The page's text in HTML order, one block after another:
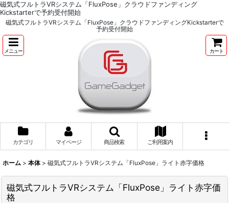
磁気式フルトラVRシステム「FluxPose」クラウドファンディング
Kickstarterで予約受付開始
磁気式フルトラVRシステム「FluxPose」クラウドファンディングKickstarterで
予約受付開始
メニュー カート
カテゴリ マイページ 商品検索 ご利用案内
ホーム > 本体 > 磁気式フルトラVRシステム「FluxPose」ライト赤字価格
磁気式フルトラVRシステム「FluxPose」ライト赤字価
格